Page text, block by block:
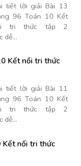
tiết lời giải Bài 13
96 Toán 10 Kết
tri thức tập 2
dễ...
Kết nối tri thức
tiết lời giải Bài 11
96 Toán 10 Kết
tri thức tập 2
dễ...
Kết nối tri thức